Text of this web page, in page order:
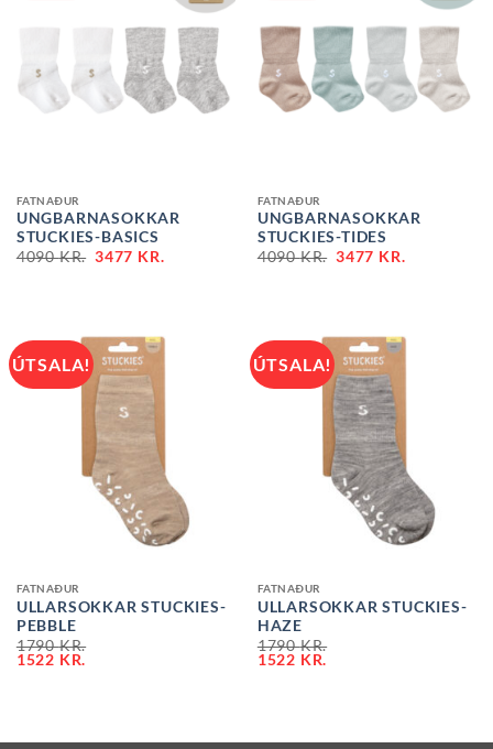
FATNAÐUR
UNGBARNASOKKAR
STUCKIES-BASICS
4090KR. 3477 KR.
FATNAÐUR
UNGBARNASOKKAR
STUCKIES-TIDES
4090KR. 3477 KR.
ÚTSALA!
FATNAÐUR
ULLARSOKKAR STUCKIES-
PEBBLE
1790KR.
1522 KR.
ÚTSALA!
FATNAÐUR
ULLARSOKKAR STUCKIES-
HAZE
1790KR.
1522 KR.